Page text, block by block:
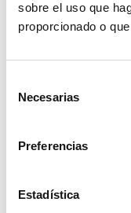
sobre el uso que
proporcionado o
Necesarias
Preferencias
Estadística